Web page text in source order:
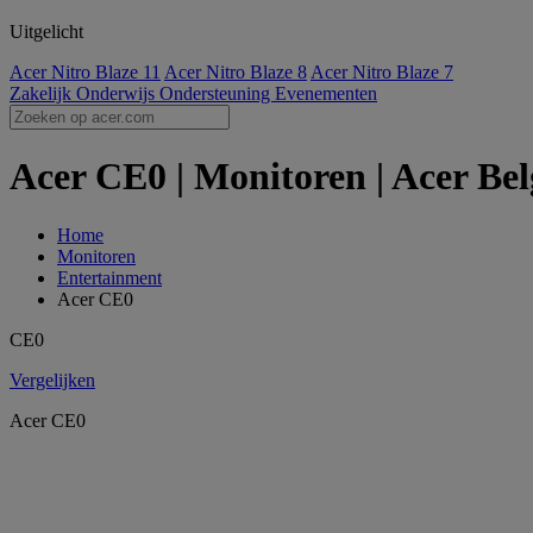
Uitgelicht
Acer Nitro Blaze 11 Acer Nitro Blaze 8 Acer Nitro Blaze 7
Zakelijk Onderwijs Ondersteuning Evenementen
Acer CE0 | Monitoren | Acer
Home
Monitoren
Entertainment
Acer CE0
CE0
Vergelijken
Acer CE0